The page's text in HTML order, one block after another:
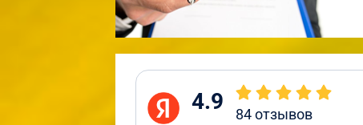
4.9 84отзывов